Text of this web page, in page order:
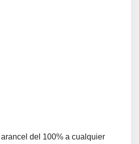
del 100% a cualquier